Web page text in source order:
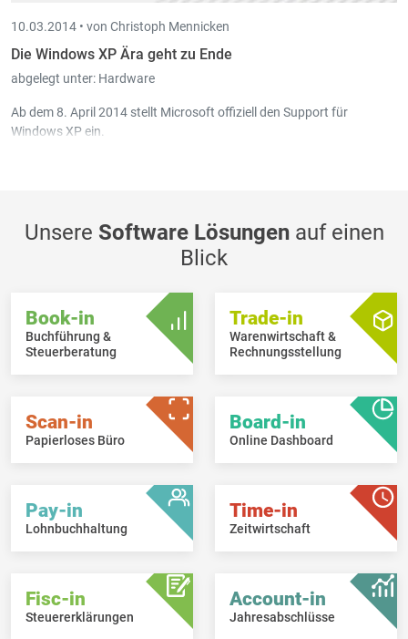
10.03.2014 • von Christoph Mennicken
Die Windows XP Ära geht zu Ende
abgelegt unter: Hardware
Ab dem 8. April 2014 stellt Microsoft offiziell den Support für
Windows XP ein.
Unsere Software Lösungenauf einen
Blick
Book-in
Buchführung &
Steuerberatung
Trade-in
Warenwirtschaft &
Rechnungsstellung
Scan-in
Papierloses Büro
Board-in
Online Dashboard
Pay-in
Lohnbuchhaltung
Time-in
Zeitwirtschaft
Fisc-in
Steuererklärungen
Account-in
Jahresabschlüsse